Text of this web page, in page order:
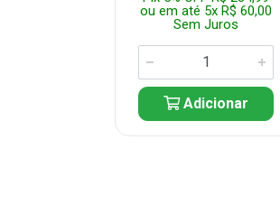
ou em até 5x R$ 60,00
Sem Juros
Adicionar